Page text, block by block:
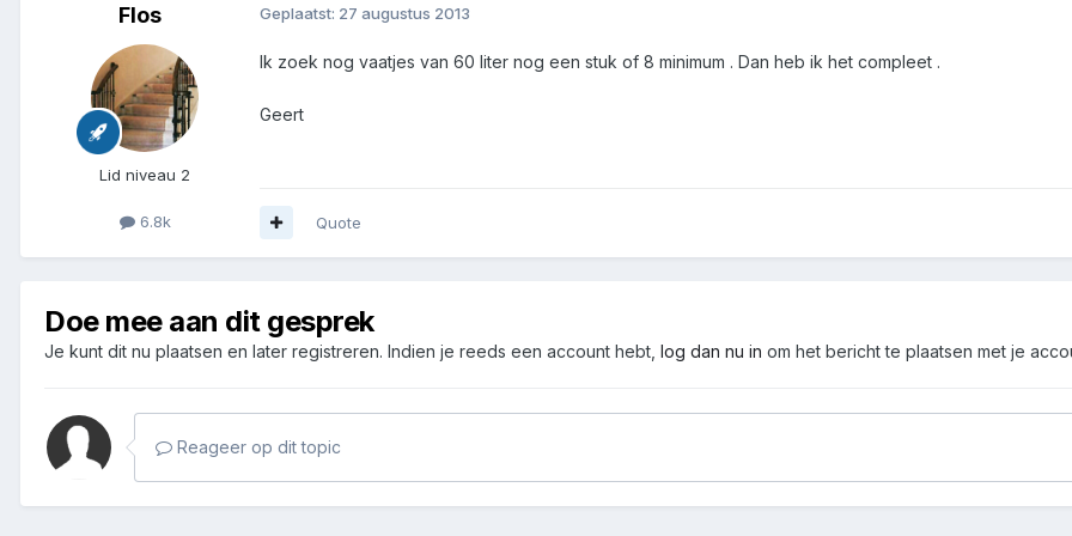
Flos
Lid niveau 2
6.8k
Geplaatst: 27 augustus 2013
Ik zoek nog vaatjes van 60 liter nog een stuk of 8 minimum . Dan heb ik het compleet .
Geert
Quote
Doe mee aan dit gesprek
Je kunt dit nu plaatsen en later registreren. Indien je reeds een account hebt, log dan nu in om het bericht te plaatsen met je
Reageer op dit topic